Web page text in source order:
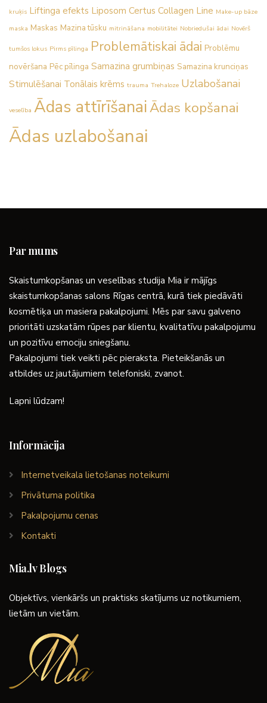
kruķis Liftinga efekts Liposom Certus Collagen Line Make-up bāze
maska Maskas Mazina tūsku mitrināšana mobilitātei Nobriedušai ādai Novērš
tumšos lokus Pirms pīlinga Problemātiskai ādai Problēmu
novēršana Pēc pīlinga Samazina grumbiņas Samazina krunciņas
Stimulēšanai Tonālais krēms trauma Trehaloze Uzlabošanai
veselība Ādas attīrīšanaiĀdas kopšanai
Ādas uzlabošanai
Par mums
Skaistumkopšanas un veselības studija Mia ir mājīgs
skaistumkopšanas salons Rīgas centrā, kurā tiek piedāvāti
kosmētiķa un masiera pakalpojumi. Mēs par savu galveno
prioritāti uzskatām rūpes par klientu, kvalitatīvu pakalpojumu
un pozitīvu emociju sniegšanu.
Pakalpojumi tiek veikti pēc pieraksta. Pieteikšanās un
atbildes uz jautājumiem telefoniski, zvanot.
Lapni lūdzam!
Informācija
Internetveikala lietošanas noteikumi
Privātuma politika
Pakalpojumu cenas
Kontakti
Mia.lv Blogs
Objektīvs, vienkāršs un praktisks skatījums uz notikumiem,
lietām un vietām.